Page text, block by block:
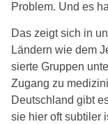
Problem. Und es
Das zeigt sich in
Ländern wie dem
sier­te Gruppen
Zugang zu
Deutschland gibt
sie hier oft sub­ti­ler